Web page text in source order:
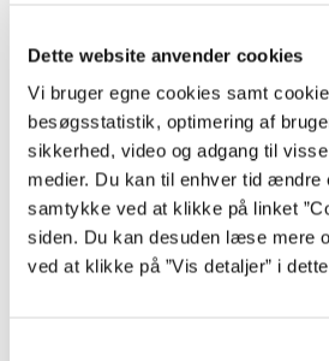
Dette website anvender cookies
Vi bruger egne cookies samt
besøgsstatistik, optimering af
sikkerhed, video og adgang til
medier. Du kan til enhver tid
samtykke ved at klikke på linket
siden. Du kan desuden læse mere
ved at klikke på ”Vis detaljer” i
Finansministeriet og Atorfillit Kattuffiat har
Hent cirkulæret om overenskomst
styrmænd i statens tjeneste i
Kontakt